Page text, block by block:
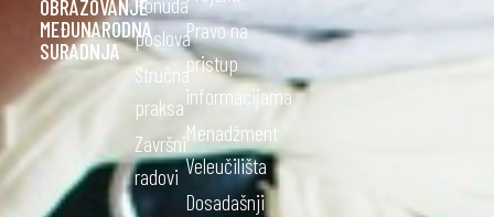
OBRAZOVANJE
MEĐUNARODNA
SURADNJA poslova
Stručna
praksa
Završni
radovi
Pravo na
pristup
informacijama
Menadžment
Veleučilišta
Dosadašnji